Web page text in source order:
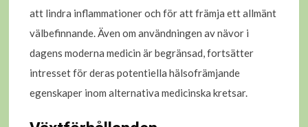
att lindra inflammationer och för att främja ett allmänt
välbefinnande. Även om användningen av nävor i
dagens moderna medicin är begränsad, fortsätter
intresset för deras potentiella hälsofrämjande
egenskaper inom alternativa medicinska kretsar.